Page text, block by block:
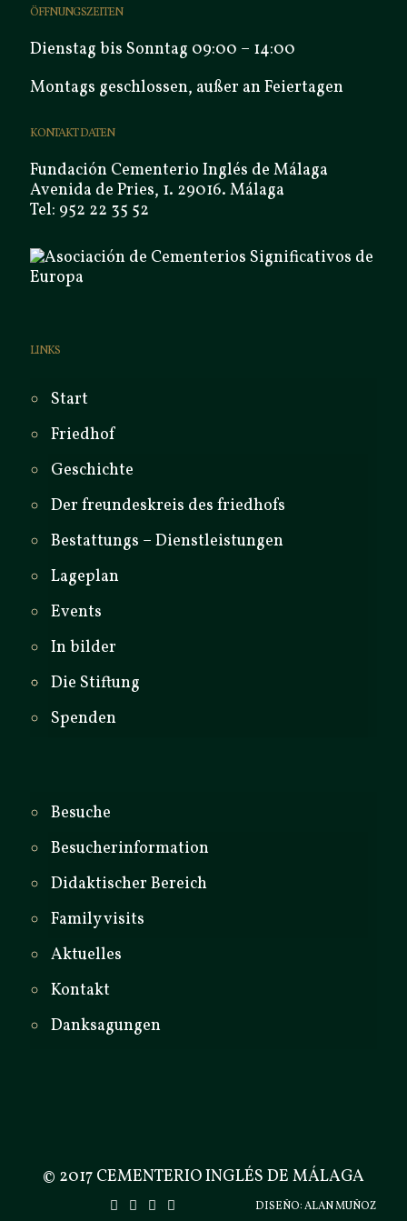
ÖFFNUNGSZEITEN
Dienstag bis Sonntag 09:00 – 14:00
Montags geschlossen, außer an Feiertagen
KONTAKT DATEN
Fundación Cementerio Inglés de Málaga
Avenida de Pries, 1. 29016. Málaga
Tel: 952 22 35 52
LINKS
Start
Friedhof
Geschichte
Der freundeskreis des friedhofs
Bestattungs – Dienstleistungen
Lageplan
Events
In bilder
Die Stiftung
Spenden
Besuche
Besucherinformation
Didaktischer Bereich
Family visits
Aktuelles
Kontakt
Danksagungen
© 2017 CEMENTERIO INGLÉS DE MÁLAGA
DISEÑO:ALAN MUÑOZ